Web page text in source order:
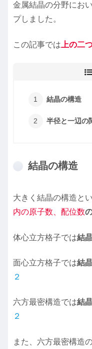
金属結晶の分野にお
プしました。
この記事では 上の二
結晶の構造
半径と一辺の
結晶の構造
大きく結晶の構造と
内の原子数、配位数
体心立方格子では結
面心立方格子では結
２
六方最密構造では結
２
また、六方最密構造